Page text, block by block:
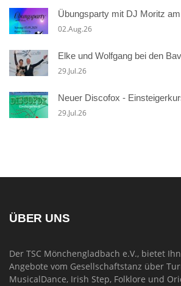
Übungsparty mit DJ Moritz
02.Aug.26
Elke und Wolfgang bei den
29.Jul.26
Neuer Discofox -
29.Jul.26
ÜBER UNS
Der TSC Mönchengladbach e.V., bietet
Angebote vom Gesellschaftstanz über
MusicalDance, Irish Step, Folklore und